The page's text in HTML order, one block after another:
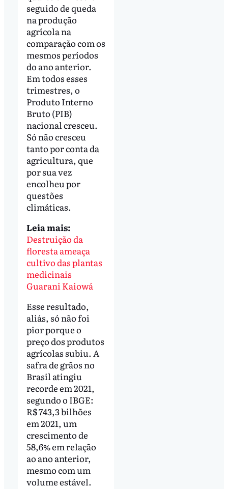
seguido de queda
na produção
agrícola na
comparação com os
mesmos períodos
do ano anterior.
Em todos esses
trimestres, o
Produto Interno
Bruto (PIB)
nacional cresceu.
Só não cresceu
tanto por conta da
agricultura, que
por sua vez
encolheu por
questões
climáticas.
Leia mais:
Destruição da
floresta ameaça
cultivo das plantas
medicinais
Guarani Kaiowá
Esse resultado,
aliás, só não foi
pior porque o
preço dos produtos
agrícolas subiu. A
safra de grãos no
Brasil atingiu
recorde em 2021,
segundo o IBGE:
R$ 743,3 bilhões
em 2021, um
crescimento de
58,6% em relação
ao ano anterior,
mesmo com um
volume estável.